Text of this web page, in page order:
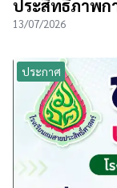
ประสิทธิภาพก
13/07/2026
ประกาศ